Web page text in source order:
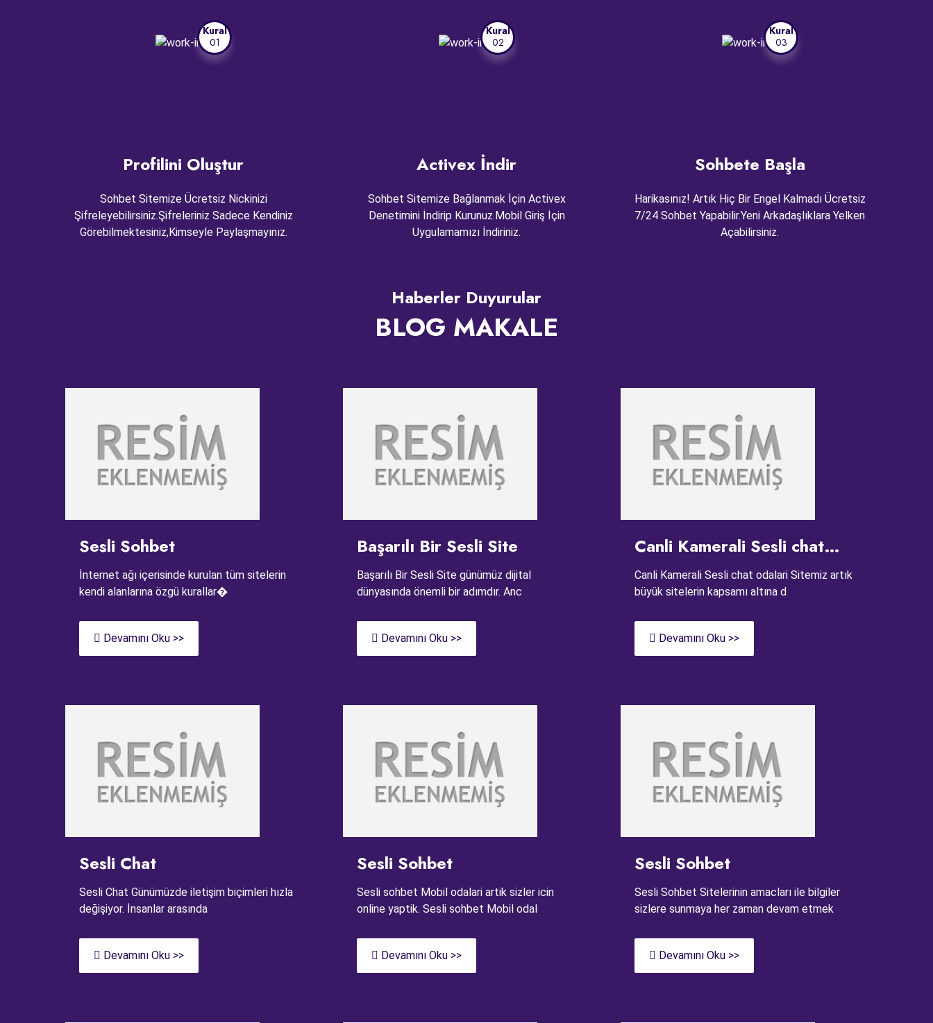
Kural
01
Profilini Oluştur
Sohbet Sitemize Ücretsiz Nickinizi
Şifreleyebilirsiniz.Şifreleriniz Sadece Kendiniz
Görebilmektesiniz,Kimseyle Paylaşmayınız.
Kural
02
Activex İndir
Sohbet Sitemize Bağlanmak İçin Activex
Denetimini İndirip Kurunuz.Mobil Giriş İçin
Uygulamamızı İndiriniz.
Kural
03
Sohbete Başla
Harikasınız! Artık Hiç Bir Engel Kalmadı Ücretsiz
7/24 Sohbet Yapabilir.Yeni Arkadaşlıklara Yelken
Açabilirsiniz.
Haberler Duyurular
BLOG MAKALE
Sesli Sohbet
İnternet ağı içerisinde kurulan tüm sitelerin
kendi alanlarına özgü kurallar�
Devamını Oku >>
Başarılı Bir Sesli Site
Başarılı Bir Sesli Site günümüz dijital
dünyasında önemli bir adımdır. Anc
Devamını Oku >>
Canli Kamerali Sesli chat
odalari
Canli Kamerali Sesli chat odalari Sitemiz artık
büyük sitelerin kapsamı altına d
Devamını Oku >>
Sesli Chat
Sesli Chat Günümüzde iletişim biçimleri hızla
değişiyor. İnsanlar arasında
Devamını Oku >>
Sesli Sohbet
Sesli sohbet Mobil odalari artik sizler icin
online yaptik. Sesli sohbet Mobil odal
Devamını Oku >>
Sesli Sohbet
Sesli Sohbet Sitelerinin amacları ile bilgiler
sizlere sunmaya her zaman devam etmek
Devamını Oku >>